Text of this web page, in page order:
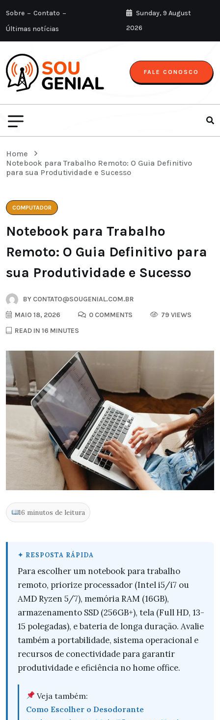
Sobre
Contato
Últimas notícias
Sunday, 9 August
2026
FALE CONOSCO
Home
Notebook para Trabalho Remoto: O Guia Definitivo
para sua Produtividade e Sucesso
COMPUTADOR
Notebook para Trabalho
Remoto: O Guia Definitivo para
sua Produtividade e Sucesso
BY CONTATO@SOUGENIAL.COM.BR
MAIO 18, 2026
0 COMMENTS
79 VIEWS
READ IN 16 MINUTES
16 minutos de leitura
Para escolher um notebook para trabalho
remoto, priorize processador (Intel i5/i7 ou
AMD Ryzen 5/7), memória RAM (16GB),
armazenamento SSD (256GB+), tela (Full HD, 13-
15 polegadas), e bateria de longa duração. Avalie
também a portabilidade, sistema operacional e
recursos de conectividade para garantir
produtividade e eficiência no home office.
Veja também:
Como Escolher o Desodorante